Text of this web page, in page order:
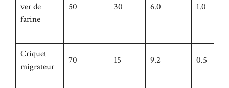
ver de
farine
50 30 6.0 1.0
Criquet
migrateur
70 15 9.2 0.5